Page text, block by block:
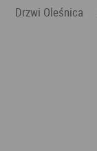
Drzwi Oleśnica